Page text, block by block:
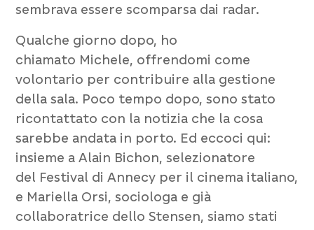
sembrava essere scomparsa dai radar.
Qualche giorno dopo, ho
chiamato Michele, offrendomi come
volontario per contribuire alla gestione
della sala. Poco tempo dopo, sono stato
ricontattato con la notizia che la cosa
sarebbe andata in porto. Ed eccoci qui:
insieme aAlain Bichon, selezionatore
del Festival di Annecy per il cinema italiano,
e Mariella Orsi, sociologa e già
collaboratrice delloStensen, siamo stati